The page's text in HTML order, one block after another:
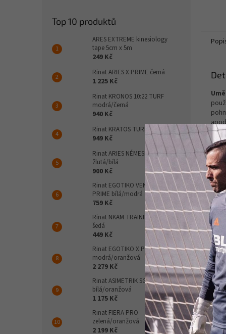
Top 10 produktů
ARES EXTREME kinesiology
tape 5cm x 5m
249 Kč
Rinat ARIES X PRIME černá
1 225 Kč
Rinat KRONOS 10:22 TURF
modrá/černá
940 Kč
Rinat KRATOS TURF bílá
949 Kč
Rinat ARIES NÉMESIS PRIME
žlutá/bílá
900 Kč
Rinat EGOTIKO VENGADOR
PRIME bílá/modrá
759 Kč
Rinat NKAM TRAINING modrá/
šedá
449 Kč
Rinat EGOTIKO X PRO
modrá/oranžová
2 279 Kč
Rinat ASIMETRIK SGR
bílá/oranžová
1 175 Kč
Rinat FIERA PRO
zelená/oranžová
2 199 Kč
Je